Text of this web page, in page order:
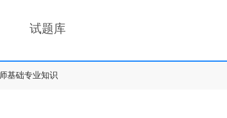
试题库
基础专业知识